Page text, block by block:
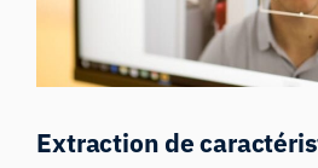
Extraction de